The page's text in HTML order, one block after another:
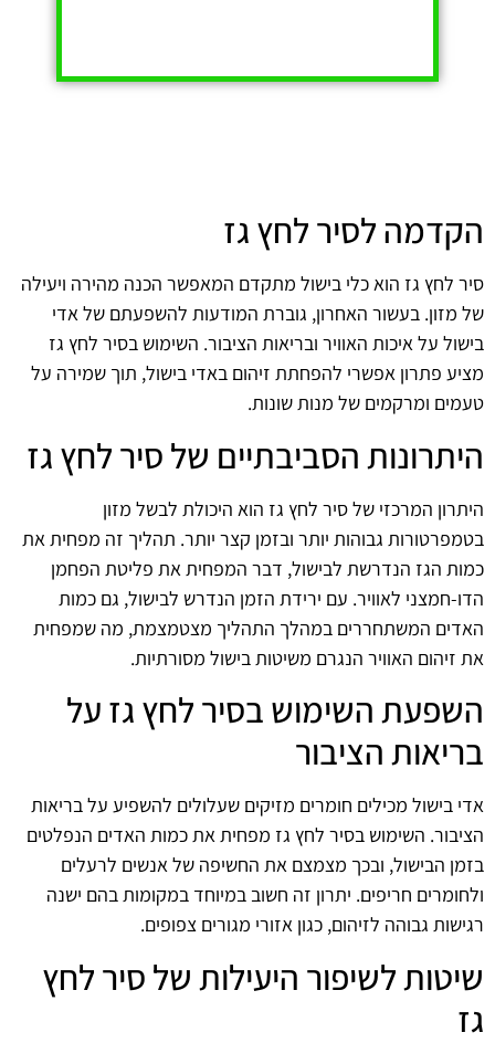
הקדמה לסיר לחץ גז
סיר לחץ גז הוא כלי בישול מתקדם המאפשר הכנה מהירה ויעילה
של מזון. בעשור האחרון, גוברת המודעות להשפעתם של אדי
בישול על איכות האוויר ובריאות הציבור. השימוש בסיר לחץ גז
מציע פתרון אפשרי להפחתת זיהום באדי בישול, תוך שמירה על
טעמים ומרקמים של מנות שונות.
היתרונות הסביבתיים של סיר לחץ גז
היתרון המרכזי של סיר לחץ גז הוא היכולת לבשל מזון
בטמפרטורות גבוהות יותר ובזמן קצר יותר. תהליך זה מפחית את
כמות הגז הנדרשת לבישול, דבר המפחית את פליטת הפחמן
הדו-חמצני לאוויר. עם ירידת הזמן הנדרש לבישול, גם כמות
האדים המשתחררים במהלך התהליך מצטמצמת, מה שמפחית
את זיהום האוויר הנגרם משיטות בישול מסורתיות.
השפעת השימוש בסיר לחץ גז על
בריאות הציבור
אדי בישול מכילים חומרים מזיקים שעלולים להשפיע על בריאות
הציבור. השימוש בסיר לחץ גז מפחית את כמות האדים הנפלטים
בזמן הבישול, ובכך מצמצם את החשיפה של אנשים לרעלים
ולחומרים חריפים. יתרון זה חשוב במיוחד במקומות בהם ישנה
רגישות גבוהה לזיהום, כגון אזורי מגורים צפופים.
שיטות לשיפור היעילות של סיר לחץ
גז